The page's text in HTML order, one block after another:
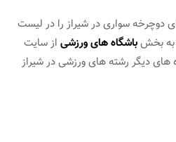
دوچرخه سواری در شیراز را در لیست
به بخشباشگاه های ورزشی از سایت
های دیگر رشته های ورزشی در شیراز